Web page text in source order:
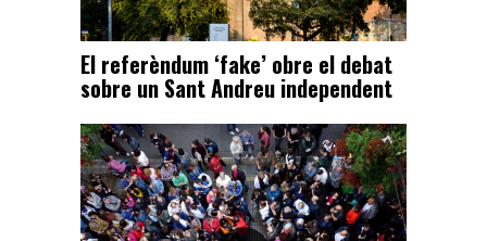
El referèndum ‘fake’ obre el debat
sobre un Sant Andreu independent